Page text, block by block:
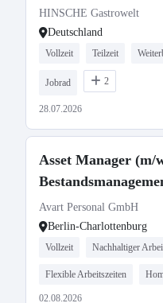
HINSCHE Gastrowelt
Deutschland
Vollzeit Teilzeit
Jobrad 2
28.07.2026
Asset Manager (m/
Avart Personal GmbH
Berlin-Charlottenburg
Vollzeit Nachhaltiger
Flexible Arbeitszeiten
02.08.2026